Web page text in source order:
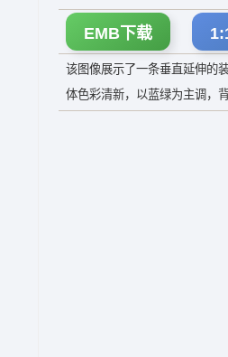
EMB下载
该图像展示了一条垂直延伸的
体色彩清新，以蓝绿为主调，